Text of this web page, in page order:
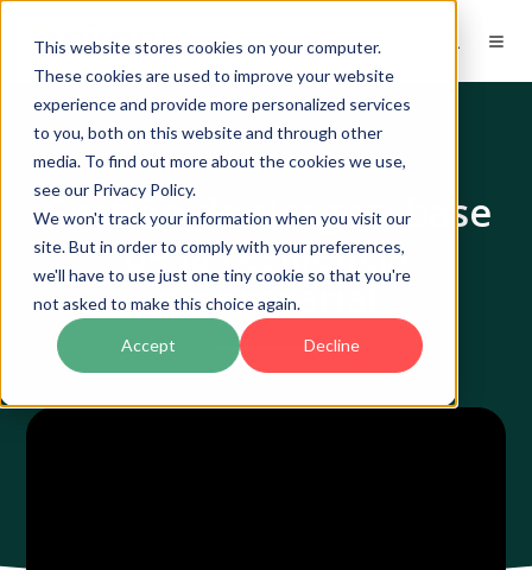
This website stores cookies on your computer.
These cookies are used to improve your website
experience and provide more personalized services
to you, both on this website and through other
media. To find out more about the cookies we use,
see our Privacy Policy.
We won't track your information when you visit our
site. But in order to comply with your preferences,
we'll have to use just one tiny cookie so that you're
not asked to make this choice again.
Accept Decline
Video | Webinar
Gestión de riesgos: base
de la resiliencia
empresarial